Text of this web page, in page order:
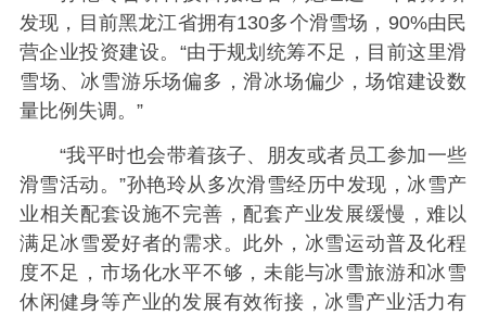
发现，目前黑龙江省拥有130多个滑雪场，90%由民
营企业投资建设。“由于规划统筹不足，目前这里滑
雪场、冰雪游乐场偏多，滑冰场偏少，场馆建设数
量比例失调。”
“我平时也会带着孩子、朋友或者员工参加一些
滑雪活动。”孙艳玲从多次滑雪经历中发现，冰雪产
业相关配套设施不完善，配套产业发展缓慢，难以
满足冰雪爱好者的需求。此外，冰雪运动普及化程
度不足，市场化水平不够，未能与冰雪旅游和冰雪
休闲健身等产业的发展有效衔接，冰雪产业活力有